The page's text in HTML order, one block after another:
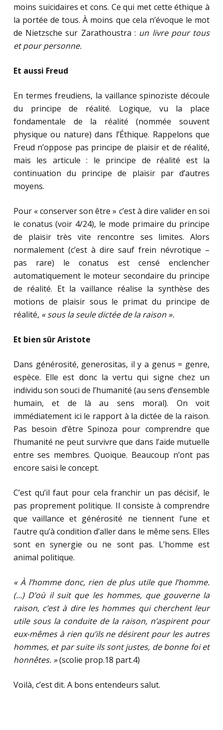
moins suicidaires et cons. Ce qui met cette éthique à
la portée de tous. À moins que cela n’évoque le mot
de Nietzsche sur Zarathoustra : un livre pour tous
et pour personne.
Et aussi Freud
En termes freudiens, la vaillance spinoziste découle
du principe de réalité. Logique, vu la place
fondamentale de la réalité (nommée souvent
physique ou nature) dans l’Éthique. Rappelons que
Freud n’oppose pas principe de plaisir et de réalité,
mais les articule : le principe de réalité est la
continuation du principe de plaisir par d’autres
moyens.
Pour « conserver son être » c’est à dire valider en soi
le conatus (voir 4/24), le mode primaire du principe
de plaisir très vite rencontre ses limites. Alors
normalement (c’est à dire sauf frein névrotique –
pas rare) le conatus est censé enclencher
automatiquement le moteur secondaire du principe
de réalité. Et la vaillance réalise la synthèse des
motions de plaisir sous le primat du principe de
réalité, « sous la seule dictée de la raison ».
Et bien sûr Aristote
Dans générosité, generositas, il y a genus = genre,
espèce. Elle est donc la vertu qui signe chez un
individu son souci de l’humanité (au sens d’ensemble
humain, et de là au sens moral). On voit
immédiatement ici le rapport à ladictée de la raison.
Pas besoin d’être Spinoza pour comprendre que
l’humanité ne peut survivre que dans l’aide mutuelle
entre ses membres. Quoique. Beaucoup n’ont pas
encore saisi le concept.
C’est qu’il faut pour cela franchir un pas décisif, le
pas proprement politique. Il consiste à comprendre
que vaillance et générosité ne tiennent l’une et
l’autre qu’à condition d’aller dans le même sens. Elles
sont en synergie ou ne sont pas. L’homme est
animal politique.
« À l’homme donc, rien de plus utile que l’homme.
(…) D’où il suit que les hommes, que gouverne la
raison, c’est à dire les hommes qui cherchent leur
utile sous la conduite de la raison, n’aspirent pour
eux-mêmes à rien qu’ils ne désirent pour les autres
hommes, et par suite ils sont justes, de bonne foi et
honnêtes. »(scolie prop.18 part.4)
Voilà, c’est dit. A bons entendeurs salut.